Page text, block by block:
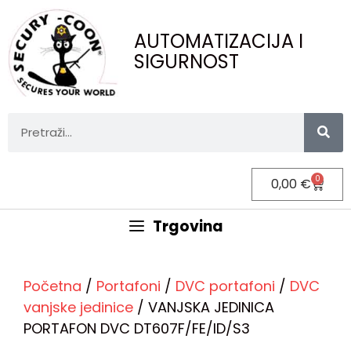
AUTOMATIZACIJA I
SIGURNOST
0,00 € 0
Trgovina
Početna / Portafoni / DVC portafoni / DVC
vanjske jedinice / VANJSKA JEDINICA
PORTAFON DVC DT607F/FE/ID/S3